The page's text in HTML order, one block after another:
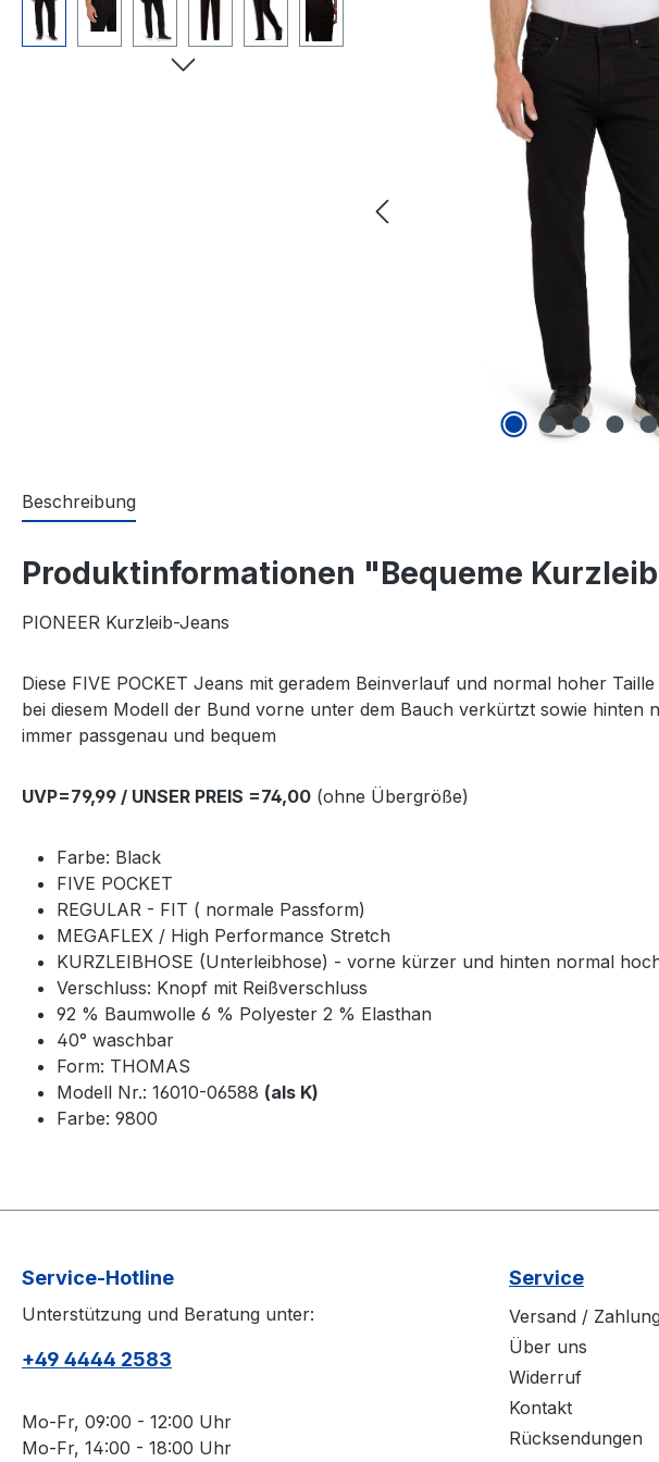
Beschreibung
Produktinformationen "Bequeme
PIONEER Kurzleib-Jeans
Diese FIVE POCKET Jeans mit geradem Beinverlauf und normal hoher Taille
bei diesem Modell der Bund vorne unter dem Bauch verkürtzt sowie
immer passgenau und bequem
UVP=79,99 / UNSER PREIS =74,00 (ohne Übergröße)
Farbe: Black
FIVE POCKET
REGULAR - FIT ( normale Passform)
MEGAFLEX / High Performance Stretch
KURZLEIBHOSE (Unterleibhose) - vorne kürzer und hinten normal
Verschluss: Knopf mit Reißverschluss
92 % Baumwolle 6 % Polyester 2 % Elasthan
40° waschbar
Form: THOMAS
Modell Nr.: 16010-06588 (als K)
Farbe: 9800
Service-Hotline
Unterstützung und Beratung unter:
+49 4444 2583
Mo-Fr, 09:00 - 12:00 Uhr
Mo-Fr, 14:00 - 18:00 Uhr
Service
Versand /
Über uns
Widerruf
Kontakt
Rücksendungen